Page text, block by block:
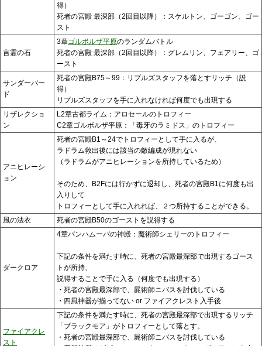
得）
死者の宮殿 最深部（2回目以降）：スケルトン、ゴーゴン、ゴー
スト
言霊の石
3章ゴルボルザ平原のランダムバトル
死者の宮殿 最深部（2回目以降）：グレムリン、フェアリー、ゴ
ースト
サンダーバー
ド
死者の宮殿B75～99：リプルズスタッフを落とすリッチ（説
得）
リプルズスタッフを手に入れなければ何度でも出現する
リザレクショ
ン
L2章古都ライム：アロセールのトロフィー
C2章ゴルボルザ平原：「毒牙のラミドス」のトロフィー
アニヒレーシ
ョン
死者の宮殿B1～24でトロフィーとして手に入るが、
ラドラム救出後には該当の敵編成が現れない
（ラドラムがアニヒレーションを所持しているため）
そのため、B2Fには行かずに退却し、死者の宮殿B1に何度も出
入りして
トロフィーとして手に入れれば、２つ所持することができる。
風の法衣
死者の宮殿B50のゴーストを説得する
ダークロア
4章バンハムーバの神殿：魔術師シェリーのトロフィー
下記の条件を満たす時に、死者の宮殿最深部で出現するゴース
トが所持、
説得することで手に入る（何度でも出現する）
・死者の宮殿最深部で、屍術師ニバスを討伐している
・四風神器が揃ってない or ファイアクレスト入手後
ファイアクレ
スト
下記の条件を満たす時に、死者の宮殿最深部で出現するリッチ
「ブラックモア」がトロフィーとして落とす。
・死者の宮殿最深部で、屍術師ニバスを討伐している